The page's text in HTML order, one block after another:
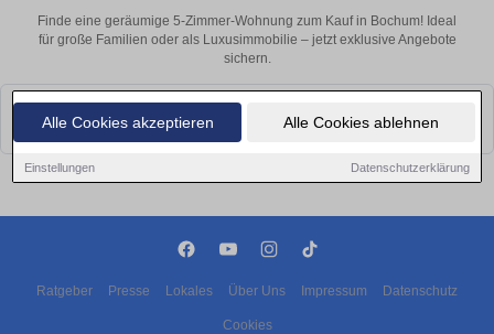
Alle Cookies akzeptieren Alle Cookies ablehnen
Einstellungen Datenschutzerklärung
Finde eine geräumige 5-Zimmer-Wohnung zum Kauf in Bochum! Ideal
für große Familien oder als Luxusimmobilie – jetzt exklusive Angebote
sichern.
Leider konnten wir derzeit keine passenden Objekte finden. Schauen Sie
bald wieder vorbei!
Ratgeber Presse Lokales Über Uns Impressum Datenschutz
Cookies